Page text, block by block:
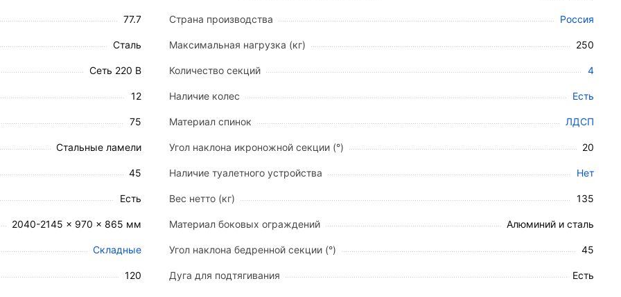
фиксаторами обеспечивают оперативный доступ к пациенту со стороны головы или ног.
алюминия и стали, обеспечивающая безопасность и предотвращающая падение.
колеса диаметром 120 мм с полиуретановым шитьем и индивидуальной системой
до 2150 x 880 мм).
матраса).
оборудования.
стойки (Ø 20 мм) и 2 для дуги (Ø 28 мм).
готовой к эксплуатации ( внимание: матрас приобретается отдельно
77.7 Страна производства Россия
Сталь Максимальная нагрузка (кг) 250
Сеть 220 В Количество секций 4
12 Наличие колес Есть
75 Материал спинок ЛДСП
Стальные ламели Угол наклона икроножной секции (°) 20
45 Наличие туалетного устройства Нет
Есть Вес нетто (кг) 135
2040-2145 x 970 x 865 мм Материал боковых ограждений Алюминий и сталь
Складные Угол наклона бедренной секции (°) 45
120 Дуга для подтягивания Есть